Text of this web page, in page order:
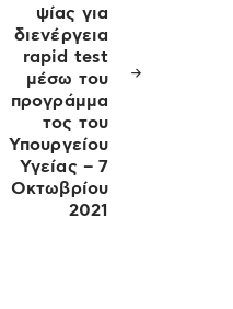
ψίας για
διενέργεια
rapid test
μέσω του
προγράμμα
τος του
Υπουργείου
Υγείας – 7
Οκτωβρίου
2021